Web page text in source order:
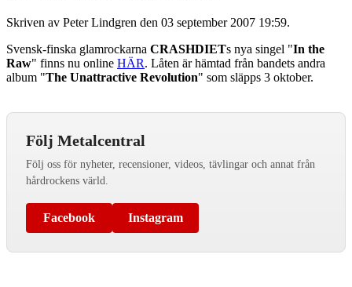
Skriven av Peter Lindgren den 03 september 2007 19:59.
Svensk-finska glamrockarna CRASHDIETs nya singel "In the
Raw" finns nu online HÄR. Låten är hämtad från bandets andra
album "The Unattractive Revolution" som släpps 3 oktober.
Följ Metalcentral
Följ oss för nyheter, recensioner, videos, tävlingar och annat från
hårdrockens värld.
Facebook Instagram